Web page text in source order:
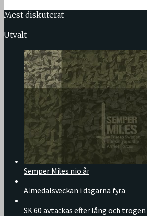
Mest diskuterat
Utvalt
Semper Miles nio år
Almedalsveckan i dagarna fyra
SK 60 avtackas efter lång och